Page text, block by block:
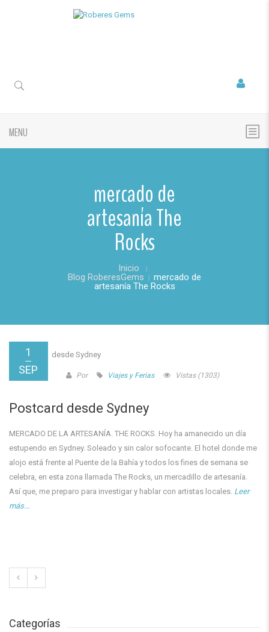
MENU
mercado de
artesanía The
Rocks
Inicio
Blog RoberesGems
mercado de
artesanía The Rocks
1
SEP
Por Viajes y Ferias Vistas (1303)
Postcard desde Sydney
MERCADO DE LA ARTESANÍA. THE ROCKS. Hoy ha amanecido un día
estupendo en Sydney. Soleado y sin calor sofocante. El hotel donde me
alojo está frente al Puente de la Bahía y todos los fines de semana se
celebra, en esta zona llamada The Rocks, un mercadillo de artesanía.
Así que, me preparo para investigar y hablar con artistas locales. Leer
más...
Categorías